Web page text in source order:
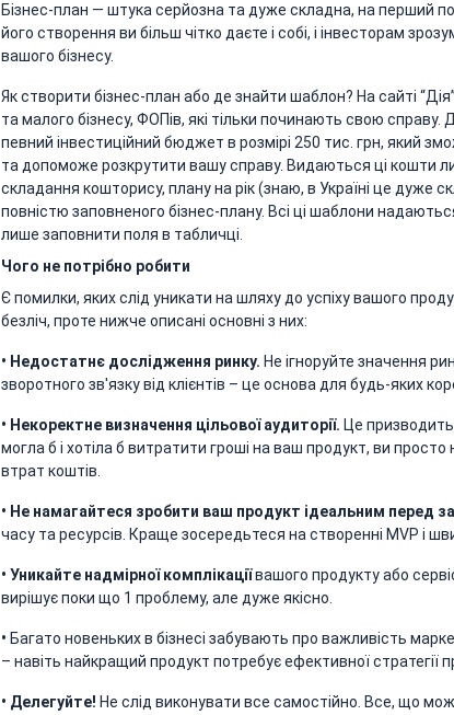
Бізнес-план — штука серйозна та дуже складна, на перший
його створення ви більш чітко даєте і собі, і інвесторам
вашого бізнесу.
Як створити бізнес-план або де знайти шаблон? На сайті
та малого бізнесу, ФОПів, які тільки починають свою
певний інвестиційний бюджет в розмірі 250 тис. грн, який
та допоможе розкрутити вашу справу. Видаються ці кошти
складання кошторису, плану на рік (знаю, в Україні це дуже
повністю заповненого бізнес-плану. Всі ці шаблони
лише заповнити поля в табличці.
Чого не потрібно робити
Є помилки, яких слід уникати на шляху до успіху вашого
безліч, проте нижче описані основні з них:
• Недостатнє дослідження ринку. Не ігноруйте значення
зворотного зв'язку від клієнтів – це основа для будь-яких
• Некоректне визначення цільової аудиторії. Це
могла б і хотіла б витратити гроші на ваш продукт, ви
втрат коштів.
• Не намагайтеся зробити ваш продукт ідеальним перед
часу та ресурсів. Краще зосередьтеся на створенні MVP і
• Уникайте надмірної комплікаціївашого продукту або
вирішує поки що 1 проблему, але дуже якісно.
• Багато новеньких в бізнесі забувають про важливість
– навіть найкращий продукт потребує ефективної стратегії
• Делегуйте! Не слід виконувати все самостійно. Все, що